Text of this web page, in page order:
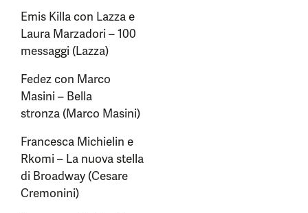
Emis Killa con Lazza e
Laura Marzadori – 100
messaggi (Lazza)
Fedez con Marco
Masini – Bella
stronza (Marco Masini)
Francesca Michielin e
Rkomi – La nuova stella
di Broadway (Cesare
Cremonini)